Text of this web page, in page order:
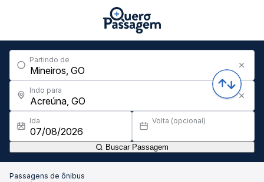
Partindo de
Indo para
Ida Volta (opcional)
Buscar Passagem
Passagens de ônibus